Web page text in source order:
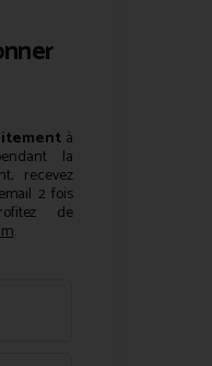
à
la
recevez
2 fois
de
.